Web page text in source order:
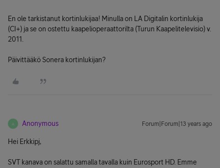
En ole tarkistanut kortinlukijaa! Minulla on LA Digitalin kortinlukija
(CI+) ja se on ostettu kaapelioperaattorilta (Turun Kaapelitelevisio) v.
2011.
Päivittääkö Sonera kortinlukijan?
A Anonymous Forum|Forum|13 years ago
Hei Erkkipj,
SVT kanava on salattu samalla tavalla kuin Eurosport HD. Emme